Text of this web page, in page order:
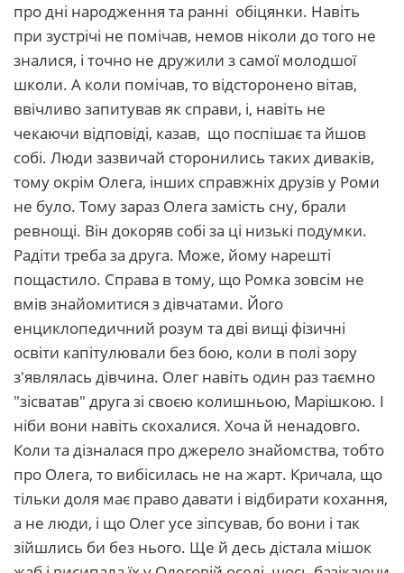
про дні народження та ранні обіцянки. Навіть
при зустрічі не помічав, немов ніколи до того не
зналися, і точно не дружили з самої молодшої
школи. А коли помічав, то відсторонено вітав,
ввічливо запитував як справи, і, навіть не
чекаючи відповіді, казав, що поспішає та йшов
собі. Люди зазвичай сторонились таких диваків,
тому окрім Олега, інших справжніх друзів у Роми
не було. Тому зараз Олега замість сну, брали
ревнощі. Він докоряв собі за ці низькі подумки.
Радіти треба за друга. Може, йому нарешті
пощастило. Справа в тому, що Ромка зовсім не
вмів знайомитися з дівчатами. Його
енциклопедичний розум та дві вищі фізичні
освіти капітулювали без бою, коли в полі зору
з'являлась дівчина. Олег навіть один раз таємно
"зісватав" друга зі своєю колишньою, Марішкою. І
ніби вони навіть скохалися. Хоча й ненадовго.
Коли та дізналася про джерело знайомства, тобто
про Олега, то вибісилась не на жарт. Кричала, що
тільки доля має право давати і відбирати кохання,
а не люди, і що Олег усе зіпсував, бо вони і так
зійшлись би без нього. Ще й десь дістала мішок